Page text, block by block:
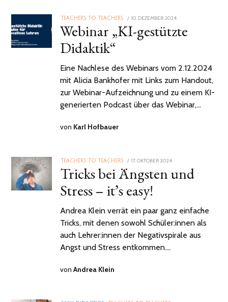
TEACHERS TO TEACHERS
POSTED
ON
10. DEZEMBER 2024
2024
Webinar „KI-gestützte
Didaktik“
Eine Nachlese des Webinars vom 2.12.2024
mit Alicia Bankhofer mit Links zum Handout,
zur Webinar-Aufzeichnung und zu einem KI-
generierten Podcast über das Webinar,…
von Karl Hofbauer
TEACHERS TO TEACHERS
POSTED
17. OKTOBER 2024
Tricks bei Ängsten und
Stress – it’s easy!
Andrea Klein verrät ein paar ganz einfache
Tricks, mit denen sowohl Schüler:innen als
auch Lehrer:innen der Negativspirale aus
Angst und Stress entkommen.…
vonAndrea Klein